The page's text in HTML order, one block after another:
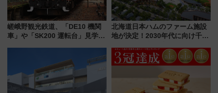
嵯峨野観光鉄道、「DE10 機関
車」や「SK200 運転台」見学ツ
トの一環で激レア体験できちゃ
うかも 参加方法やスケジュール
をご紹介
北海道日本ハムのファーム施設
地が決定！2030年代に向け千歳